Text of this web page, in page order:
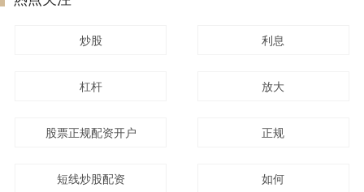
炒股 利息
杠杆 放大
股票正规配资开户 正规
短线炒股配资 如何